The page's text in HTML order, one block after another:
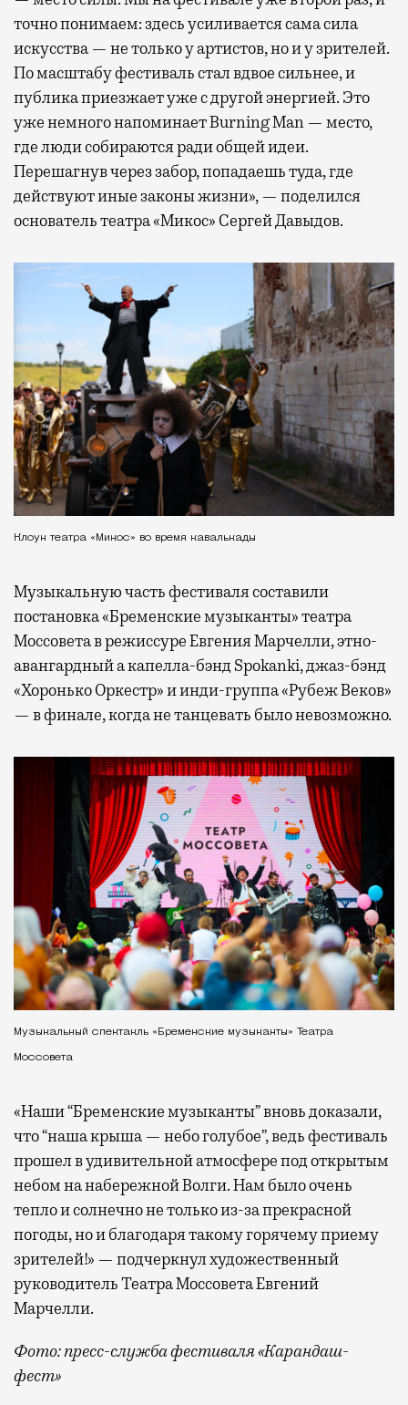
точно понимаем: здесь усиливается сама сила
искусства — не только у артистов, но и у зрителей.
По масштабу фестиваль стал вдвое сильнее, и
публика приезжает уже с другой энергией. Это
уже немного напоминает Burning Man — место,
где люди собираются ради общей идеи.
Перешагнув через забор, попадаешь туда, где
действуют иные законы жизни», — поделился
основатель театра «Микос» Сергей Давыдов.
Клоун театра «Микос» во время кавалькады
Музыкальную часть фестиваля составили
постановка «Бременские музыканты» театра
Моссовета в режиссуре Евгения Марчелли, этно-
авангардный а капелла-бэнд Spokanki, джаз-бэнд
«Хоронько Оркестр» и инди-группа «Рубеж Веков»
— в финале, когда не танцевать было невозможно.
Музыкальный спектакль «Бременские музыканты» Театра
Моссовета
«Наши “Бременские музыканты” вновь доказали,
что “наша крыша — небо голубое”, ведь фестиваль
прошел в удивительной атмосфере под открытым
небом на набережной Волги. Нам было очень
тепло и солнечно не только из-за прекрасной
погоды, но и благодаря такому горячему приему
зрителей!» — подчеркнул художественный
руководитель Театра Моссовета Евгений
Марчелли.
Фото: пресс-служба фестиваля «Карандаш-
фест»